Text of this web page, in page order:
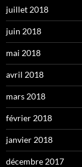
juillet 2018
juin 2018
mai 2018
avril 2018
mars 2018
février 2018
janvier 2018
décembre 2017